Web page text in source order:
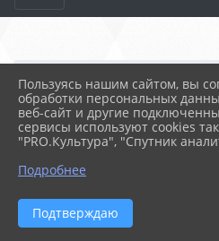
Главная ВАЖНОЕ
Безопасное дорожное дв...
20.06.2023 05:39
БЕЗОПАСНОЕ
Пользуясь нашим сайтом, вы
обработки персональных
веб-сайт и другие
сервисы используют cookies
"PRO.Культура", "Спутник
Подробнее
Подтверждаю